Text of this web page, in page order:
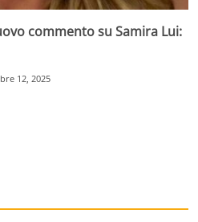
commento su Samira Lui:
12, 2025